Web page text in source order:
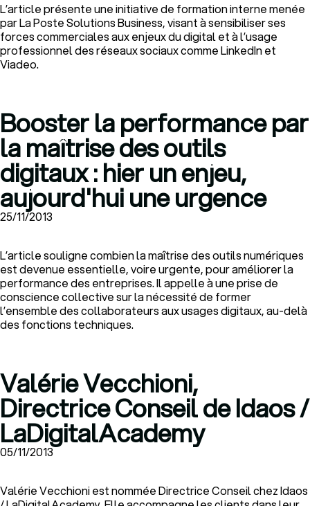
L’article présente une initiative de formation interne menée
par La Poste Solutions Business, visant à sensibiliser ses
forces commerciales aux enjeux du digital et à l’usage
professionnel des réseaux sociaux comme LinkedIn et
Viadeo.
Booster la performance par
la maîtrise des outils
digitaux : hier un enjeu,
aujourd'hui une urgence
25/11/2013
L’article souligne combien la maîtrise des outils numériques
est devenue essentielle, voire urgente, pour améliorer la
performance des entreprises. Il appelle à une prise de
conscience collective sur la nécessité de former
l’ensemble des collaborateurs aux usages digitaux, au-delà
des fonctions techniques.
Valérie Vecchioni,
Directrice Conseil de Idaos /
LaDigitalAcademy
05/11/2013
Valérie Vecchioni est nommée Directrice Conseil chez Idaos